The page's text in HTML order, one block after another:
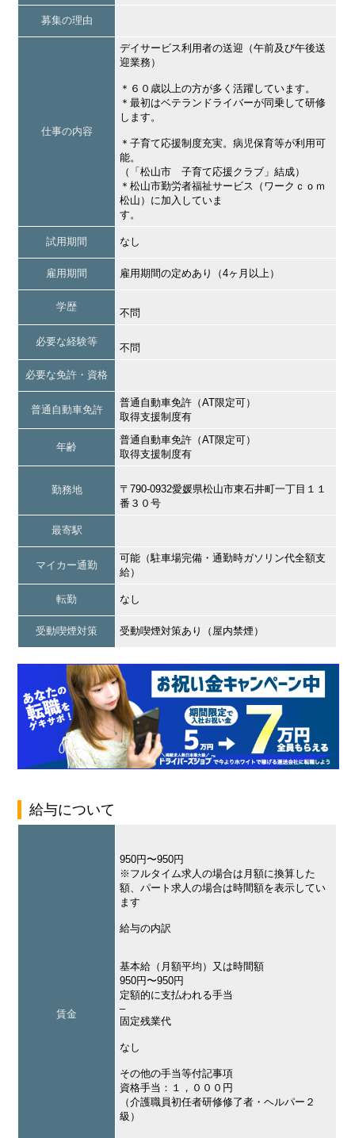
募集の理由
仕事の内容
デイサービス利用者の送迎（午前及び午後送
迎業務）
＊６０歳以上の方が多く活躍しています。
＊最初はベテランドライバーが同乗して研修
します。
＊子育て応援制度充実。病児保育等が利用可
能。
（「松山市 子育て応援クラブ」結成）
＊松山市勤労者福祉サービス（ワークｃｏｍ
松山）に加入していま
す。
試用期間 なし
雇用期間 雇用期間の定めあり（4ヶ月以上）
学歴
不問
必要な経験等
不問
必要な免許・資格
普通自動車免許
普通自動車免許（AT限定可）
取得支援制度有
年齢
普通自動車免許（AT限定可）
取得支援制度有
勤務地
〒790-0932愛媛県松山市東石井町一丁目１１
番３０号
最寄駅
マイカー通勤
可能（駐車場完備・通勤時ガソリン代全額支
給）
転勤 なし
受動喫煙対策 受動喫煙対策あり（屋内禁煙）
給与について
賃金
950円〜950円
※フルタイム求人の場合は月額に換算した
額、パート求人の場合は時間額を表示してい
ます
給与の内訳
基本給（月額平均）又は時間額
950円〜950円
定額的に支払われる手当
–
固定残業代
なし
その他の手当等付記事項
資格手当：１，０００円
（介護職員初任者研修修了者・ヘルパー２
級）